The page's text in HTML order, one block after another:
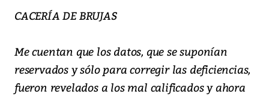
CACERÍA DE BRUJAS
Me cuentan que los datos, que se suponían
reservados y sólo para corregir las deficiencias,
fueron revelados a los mal calificados y ahora